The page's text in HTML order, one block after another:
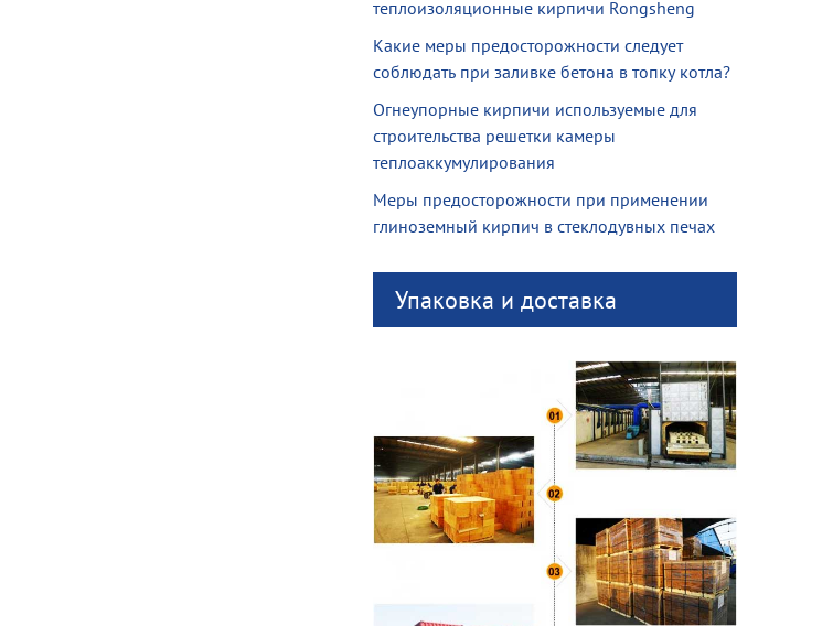
теплоизоляционные кирпичи Rongsheng
Какие меры предосторожности следует
соблюдать при заливке бетона в топку котла?
Огнеупорные кирпичи используемые для
строительства решетки камеры
теплоаккумулирования
Меры предосторожности при применении
глиноземный кирпич в стеклодувных печах
Упаковка и доставка